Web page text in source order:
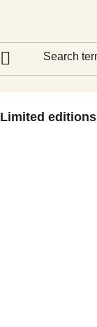
Limited editions